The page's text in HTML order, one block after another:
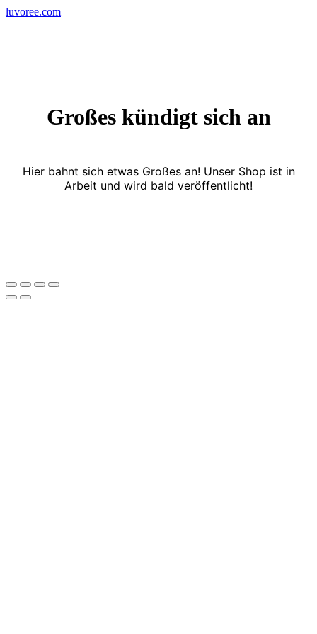
Skip
luvoree.com
Großes kündigt sich an
Hier bahnt sich etwas Großes an! Unser Shop ist in
Arbeit und wird bald veröffentlicht!